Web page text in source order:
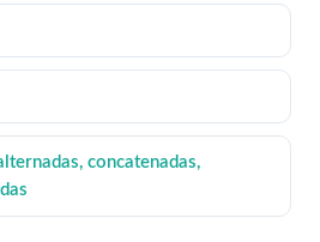
concatenadas,